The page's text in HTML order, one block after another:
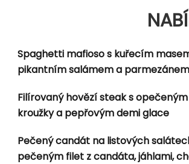
pomodoro omáčkou,
klasem a pepřovou
a BBQ omáčkou,
Spaghetti mafioso s kuřecím
pikantním salámem a parmezánem
Filírovaný hovězí steak s
kroužky a pepřovým demi glace
Pečený candát na listových
pečeným filet z candáta, jáhlami,